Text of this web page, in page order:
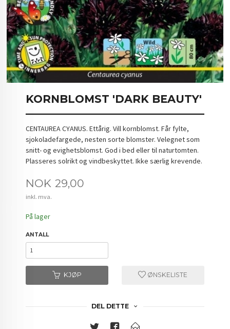
KORNBLOMST 'DARK BEAUTY'
CENTAUREA CYANUS. Ettårig. Vill kornblomst. Får fylte,
sjokoladefargede, nesten sorte blomster. Velegnet som
snitt- og evighetsblomst. God i bed eller til naturtomten.
Plasseres solrikt og vindbeskyttet. Ikke særlig krevende.
Pris
NOK 29,00
inkl. mva.
På lager
ANTALL
KJØP ØNSKELISTE
DEL DETTE